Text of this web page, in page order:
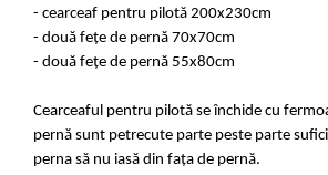
- cearceaf pentru pilotă 200x230cm
- două fețe de pernă 70x70cm
- două fețe de pernă 55x80cm
Cearceaful pentru pilotă se închide cu
pernă sunt petrecute parte peste parte
perna să nu iasă din fața de pernă.